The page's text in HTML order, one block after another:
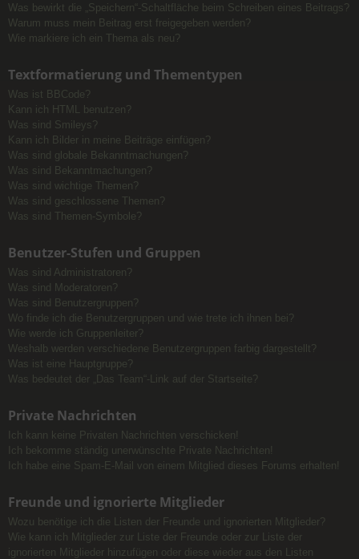
Was bewirkt die „Speichern“-Schaltfläche beim Schreiben eines Beitrags?
Warum muss mein Beitrag erst freigegeben werden?
Wie markiere ich ein Thema als neu?
Textformatierung und Thementypen
Was ist BBCode?
Kann ich HTML benutzen?
Was sind Smileys?
Kann ich Bilder in meine Beiträge einfügen?
Was sind globale Bekanntmachungen?
Was sind Bekanntmachungen?
Was sind wichtige Themen?
Was sind geschlossene Themen?
Was sind Themen-Symbole?
Benutzer-Stufen und Gruppen
Was sind Administratoren?
Was sind Moderatoren?
Was sind Benutzergruppen?
Wo finde ich die Benutzergruppen und wie trete ich ihnen bei?
Wie werde ich Gruppenleiter?
Weshalb werden verschiedene Benutzergruppen farbig dargestellt?
Was ist eine Hauptgruppe?
Was bedeutet der „Das Team“-Link auf der Startseite?
Private Nachrichten
Ich kann keine Privaten Nachrichten verschicken!
Ich bekomme ständig unerwünschte Private Nachrichten!
Ich habe eine Spam-E-Mail von einem Mitglied dieses Forums erhalten!
Freunde und ignorierte Mitglieder
Wozu benötige ich die Listen der Freunde und ignorierten Mitglieder?
Wie kann ich Mitglieder zur Liste der Freunde oder zur Liste der
ignorierten Mitglieder hinzufügen oder diese wieder aus den Listen